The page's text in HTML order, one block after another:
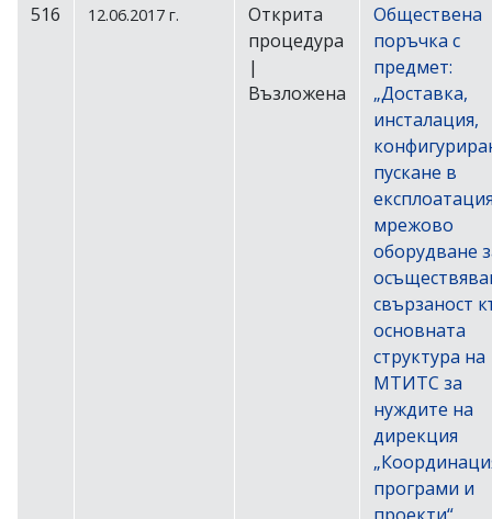
516 12.06.2017 г.
Открита
процедура
|
Възложена
Обществена
поръчка с
предмет:
„Доставка,
инсталация,
пускане в
мрежово
оборудване
свързаност
основната
структура на
МТИТС за
нуждите на
дирекция
програми и
проекти“,